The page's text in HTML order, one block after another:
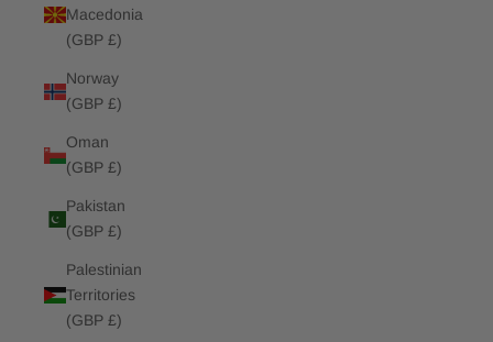
Macedonia
(GBP £)
Norway
(GBP £)
Oman
(GBP £)
Pakistan
(GBP £)
Palestinian
Territories
(GBP £)